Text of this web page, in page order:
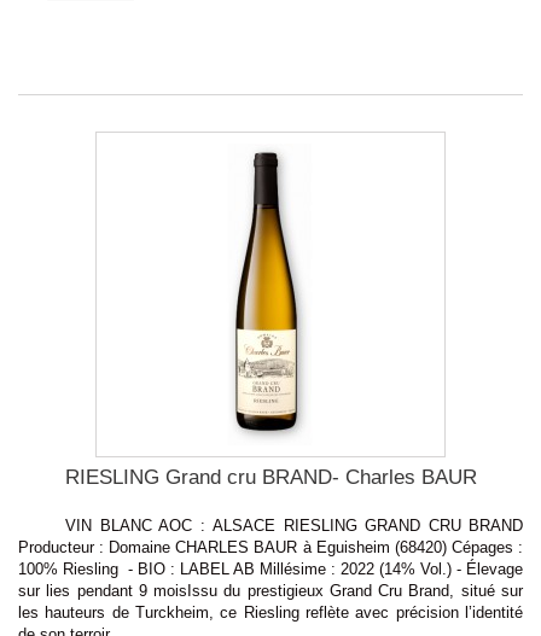
RIESLING Grand cru BRAND- Charles BAUR
VIN BLANC AOC : ALSACE RIESLING GRAND CRU BRAND
Producteur : Domaine CHARLES BAUR à Eguisheim (68420) Cépages :
100% Riesling - BIO : LABEL AB Millésime : 2022 (14% Vol.) - Élevage
sur lies pendant 9 moisIssu du prestigieux Grand Cru Brand, situé sur
les hauteurs de Turckheim, ce Riesling reflète avec précision l’identité